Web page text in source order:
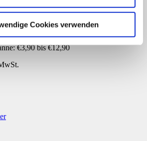
Cookies verwenden
€3,90 bis €12,90